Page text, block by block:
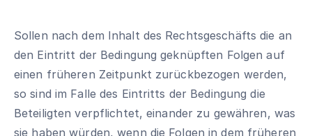
Sollen nach dem Inhalt des Rechtsgeschäfts die an
den Eintritt der Bedingung geknüpften Folgen auf
einen früheren Zeitpunkt zurückbezogen werden,
so sind im Falle des Eintritts der Bedingung die
Beteiligten verpflichtet, einander zu gewähren, was
sie haben würden, wenn die Folgen in dem früheren